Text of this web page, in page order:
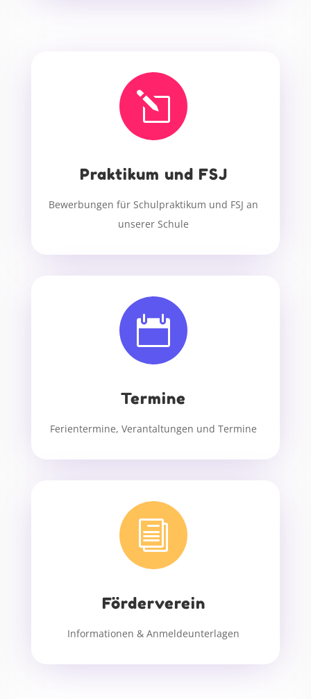
l
Praktikum und FSJ
Bewerbungen für Schulpraktikum und FSJ an
unserer Schule

Termine
Ferientermine, Verantaltungen und Termine
i
Förderverein
Informationen & Anmeldeunterlagen